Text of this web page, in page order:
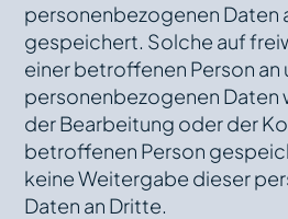
personenbezogenen Daten
gespeichert. Solche auf
einer betroffenen Person
personenbezogenen Daten
der Bearbeitung oder der
betroffenen Person
keine Weitergabe dieser
Daten an Dritte.